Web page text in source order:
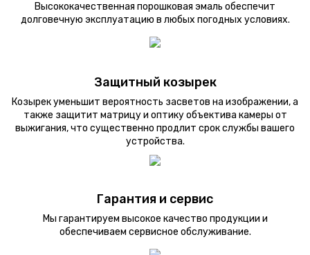
Высококачественная порошковая эмаль обеспечит
долговечную эксплуатацию в любых погодных условиях.
Защитный козырек
Козырек уменьшит вероятность засветов на изображении, а
также защитит матрицу и оптику объектива камеры от
выжигания, что существенно продлит срок службы вашего
устройства.
Гарантия и сервис
Мы гарантируем высокое качество продукции и
обеспечиваем сервисное обслуживание.